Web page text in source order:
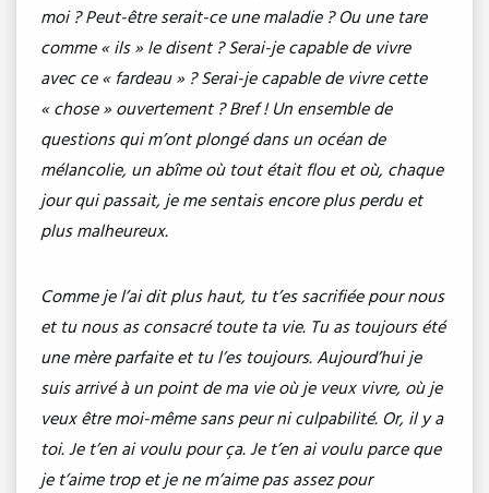
moi ? Peut-être serait-ce une maladie ? Ou une tare
comme « ils » le disent ? Serai-je capable de vivre
avec ce « fardeau » ? Serai-je capable de vivre cette
« chose » ouvertement ? Bref ! Un ensemble de
questions qui m’ont plongé dans un océan de
mélancolie, un abîme où tout était flou et où, chaque
jour qui passait, je me sentais encore plus perdu et
plus malheureux.
Comme je l’ai dit plus haut, tu t’es sacrifiée pour nous
et tu nous as consacré toute ta vie. Tu as toujours été
une mère parfaite et tu l’es toujours. Aujourd’hui je
suis arrivé à un point de ma vie où je veux vivre, où je
veux être moi-même sans peur ni culpabilité. Or, il y a
toi. Je t’en ai voulu pour ça. Je t’en ai voulu parce que
je t’aime trop et je ne m’aime pas assez pour